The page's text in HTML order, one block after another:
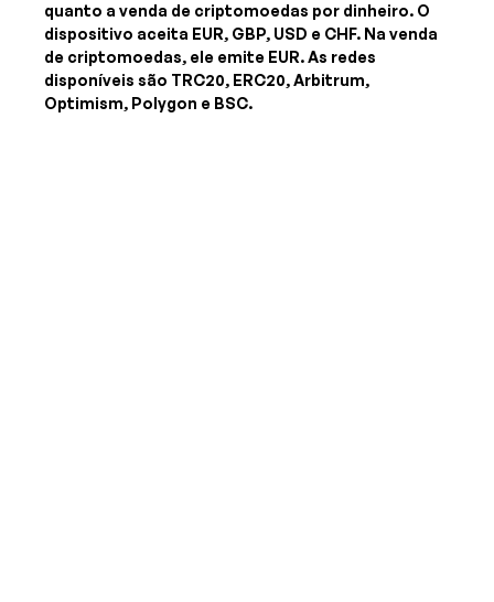
quanto a venda de criptomoedas por dinheiro. O
dispositivo aceita EUR, GBP, USD e CHF. Na venda
de criptomoedas, ele emite EUR. As redes
disponíveis são TRC20, ERC20, Arbitrum,
Optimism, Polygon e BSC.